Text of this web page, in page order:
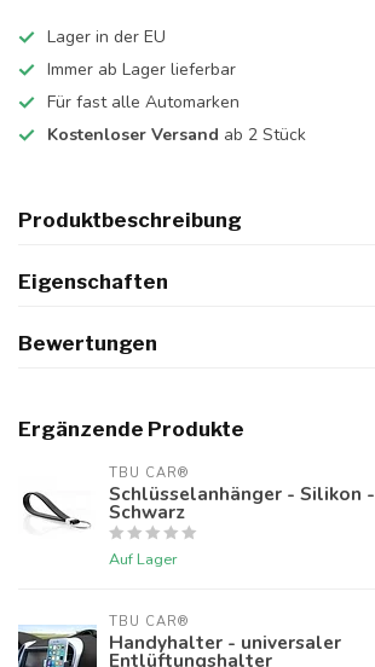
Lager in der EU
Immer ab Lager lieferbar
Für fast alle Automarken
Kostenloser Versand ab 2 Stück
Produktbeschreibung
Eigenschaften
Bewertungen
Ergänzende Produkte
TBU CAR®
Schlüsselanhänger - Silikon -
Schwarz
Auf Lager
TBU CAR®
Handyhalter - universaler
Entlüftungshalter